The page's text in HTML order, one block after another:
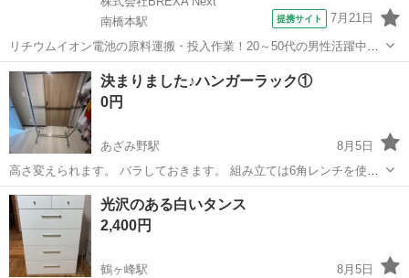
南橋本駅
提携サイト 7月21日
リチウムイオン電池の原料運搬・投入作業！20～50代の男性活躍中★
ワンルーム寮完備！赴任旅費会社負担！年間休日130日★フォークリフ
ト免許お持ちの方、活躍中！就業先食堂利用可★《神奈川県相模原
市》 人気の工場のお仕事 ◇電...
神奈川 相模原市 南橋本駅 その他
決まりました♪ハンガーラック①
0円
あざみ野駅
8月5日
高さ変えられます。 バラしておきます。 組み立ては6角レンチを使い
ます。 よろしくお願いいたします♪
神奈川 横浜市 あざみ野駅 収納家具
光沢のある白いタンス
2,400円
鶴ヶ峰駅
8月5日